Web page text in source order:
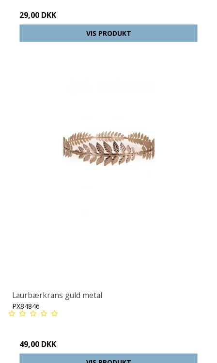
29,00 DKK
VIS PRODUKT
Laurbærkrans guld metal
PX84846
49,00 DKK